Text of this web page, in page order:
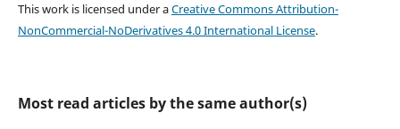
This work is licensed under aCreative Commons Attribution-
NonCommercial-NoDerivatives 4.0 International License.
Most read articles by the same author(s)